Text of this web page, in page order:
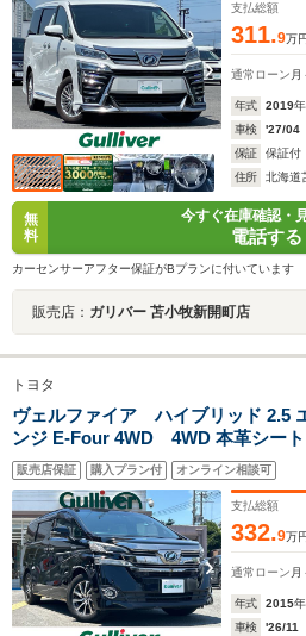
支払総額
311.9万
通常ローン 月
年式 2019年
車検
'27/04
保証
保証付
住所
北海道
無
料
今すぐ在庫確認・
電話する
カーセンサーアフター保証がBプランに付いています
販売店： ガリバー 苫小牧新開町店
トヨタ
ヴェルファイア ハイブリッド 2.5
ンジ E-Four 4WD 4WD 本革シート
販売店保証 購入プラン付 オンライン相談可
支払総額
332.9万
通常ローン 月
年式 2015年
車検
'26/11